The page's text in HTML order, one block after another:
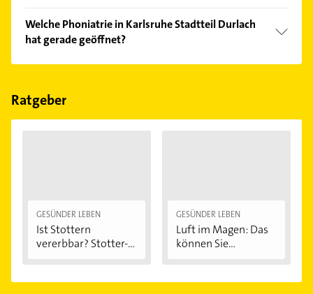
Kundenmeinungen und profitieren Sie von den
Empfehlungen. Die Suchergebnisse können Sie sich
einfach nachBewertungensortiert anzeigen lassen.
Welche Phoniatrie in Karlsruhe Stadtteil Durlach
hat gerade geöffnet?
Im Anbieter-Bereich finden Sie alleÖffnungszeiten.
Feiertagen abweichen können.
Ratgeber
GESÜNDER LEBEN
Ist Stottern
vererbbar? Stotter-
GESÜNDER LEBEN
Luft im Magen: Das
können Sie...